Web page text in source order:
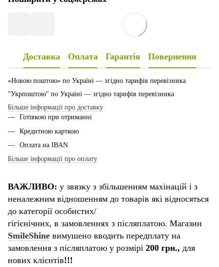
Доставка Оплата Гарантія Повернення
«Новою поштою» по Україні — згідно тарифів перевізника
"Укрпоштою" по Україні — згідно тарифів перевізника
Більше інформації про доставку
Готівкою при отриманні
Кредитною карткою
Оплата на IBAN
Більше інформації про оплату
ВАЖЛИВО: у звязку з збільшенням махінацій і з
неналежним відношенням до товарів які відносяться
до категорії особистих/
гігієнічних, в замовленнях з післяплатою. Магазин
SmileShine вимушено вводить передплату на
замовлення з післяплатою у розмірі 200 грн., для
нових клієнтів!!!